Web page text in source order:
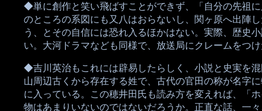
◆単に創作と笑い飛ばすことができず、「自分の先祖
のところの系図にも又八はおらないし、関ヶ原へ出陣
う、とその自信には恐れ入るほかはない。実際、歴史
い。大河ドラマなども同様で、放送局にクレームをつ
◆吉川英治もこれには辟易したらしく、小説と史実を
山周辺古くから存在する姓で、古代の官田の称が名字
に入っている。この穂井田氏も読み方を変えれば、「
物はあまりいないのではないだろうか。正直な話、一